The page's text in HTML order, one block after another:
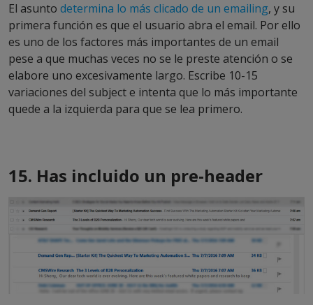
El asunto determina lo más clicado de un emailing, y su
primera función es que el usuario abra el email. Por ello
es uno de los factores más importantes de un email
pese a que muchas veces no se le preste atención o se
elabore uno excesivamente largo. Escribe 10-15
variaciones del subject e intenta que lo más importante
quede a la izquierda para que se lea primero.
15. Has incluido un pre-header